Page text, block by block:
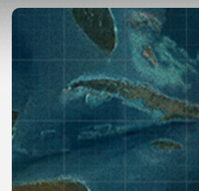
ลิ
สต์
แนะนำ
เพล
ย์